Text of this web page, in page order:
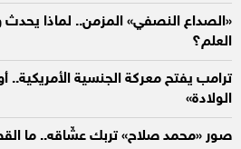
«الصداع النصفي» المزمن.. لماذا يحدث
العلم؟
ترامب يفتح معركة الجنسية الأمريكية..
الولادة»
صور «محمد صلاح» تربك عشّاقه.. ما